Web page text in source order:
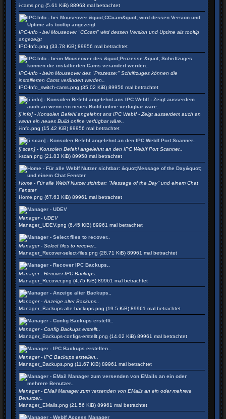
i-cams.png (5.61 KiB) 88963 mal betrachtet
IPC-Info - bei Mouseover "CCcam" wird dessen Version und Uptime als tooltip
angezeigt
IPC-Info.png (33.78 KiB) 89956 mal betrachtet
IPC-Info - beim Mouseover des "Prozesse:" Schriftzuges können die
installierten Cams verändert werden..
IPC-Info_switch-cams.png (35.02 KiB) 89956 mal betrachtet
[i info] - Konsolen Befehl angelehnt ans IPC WebIf - Zeigt ausserdem auch an
wenn ein neues Build online verfügbar wäre..
i-info.png (15.42 KiB) 89956 mal betrachtet
[i scan] - Konsolen Befehl angelehnt an den IPC WebIf Port Scanner..
i-scan.png (21.83 KiB) 89958 mal betrachtet
Home - Für alle WebIf Nutzer sichtbar: "Message of the Day" und einem Chat
Fenster
Home.png (67.63 KiB) 89961 mal betrachtet
Manager - UDEV
Manager_UDEV.png (6.45 KiB) 89961 mal betrachtet
Manager - Select files to recover..
Manager_Recover-select-files.png (28.71 KiB) 89961 mal betrachtet
Manager - Recover IPC Backups..
Manager_Recover.png (4.75 KiB) 89961 mal betrachtet
Manager - Anzeige alter Backups..
Manager_Backups-alte-backups.png (19.5 KiB) 89961 mal betrachtet
Manager - Config Backups erstellt..
Manager_Backups-configs-erstellt.png (14.02 KiB) 89961 mal betrachtet
Manager - IPC Backups erstellen..
Manager_Backups.png (11.67 KiB) 89961 mal betrachtet
Manager - EMail Manager zum versenden von EMails an ein oder mehrere
Benutzer..
Manager_EMails.png (21.56 KiB) 89961 mal betrachtet